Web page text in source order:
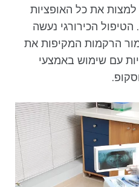
את כל האופציות
הכירורגי נעשה
הרקמות המקיפות את
עם שימוש באמצעי